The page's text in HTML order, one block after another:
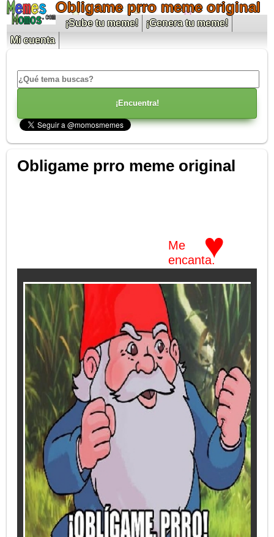
Obligame prro meme original
¡Sube tu meme!
¡Genera tu meme!
Mi cuenta
Obligame prro meme original
♥
Me
encanta.